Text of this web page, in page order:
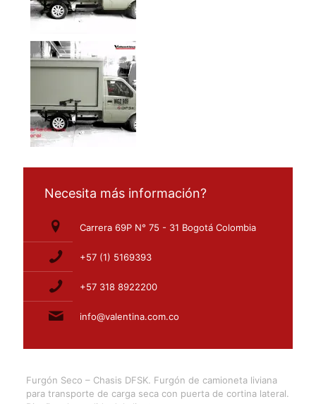
Necesita más información?
Carrera 69P N° 75 - 31 Bogotá Colombia
+57 (1) 5169393
+57 318 8922200
info@valentina.com.co
Furgón Seco – Chasis DFSK. Furgón de camioneta liviana
para transporte de carga seca con puerta de cortina lateral.